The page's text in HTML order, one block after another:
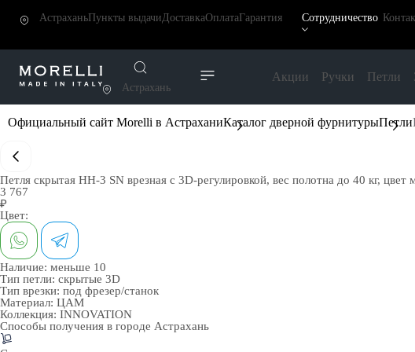
АстраханьПункты выдачиДоставкаОплатаГарантия Сотрудничество
Астрахань
Акции Ручки Петли
Официальный сайт Morelli в АстраханиКаталог дверной фурнитурыПетли
Петля скрытая HH-3 SN врезная с 3D-регулировкой, вес полотна до 40 кг, цвет
3 767
₽
Цвет:
Наличие: меньше 10
Тип петли: скрытые 3D
Тип врезки: под фрезер/станок
Материал: ЦАМ
Коллекция: INNOVATION
Способы получения в городе Астрахань